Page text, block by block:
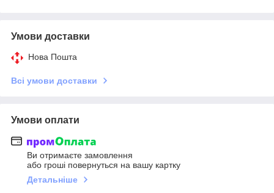
Умови доставки
Нова Пошта
Всі умови доставки
Умови оплати
Ви отримаєте замовлення
або гроші повернуться на вашу картку
Детальніше